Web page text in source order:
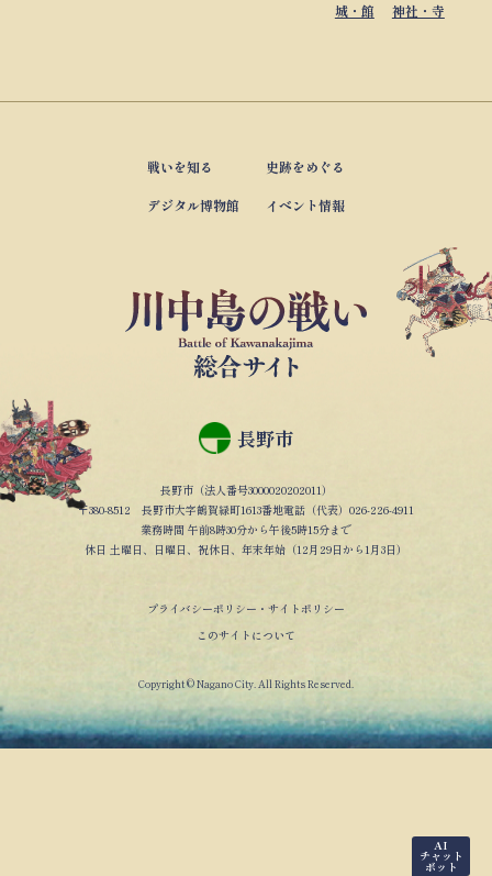
城・館 神社・寺
戦いを知る 史跡をめぐる
デジタル博物館 イベント情報
長野市
長野市（法人番号3000020202011）
〒380-8512 長野市大字鶴賀緑町1613番地電話（代表）026-226-4911
業務時間 午前8時30分から午後5時15分まで
休日 土曜日、日曜日、祝休日、年末年始（12月29日から1月3日）
プライバシーポリシー・サイトポリシー
このサイトについて
Copyright © Nagano City. All Rights Reserved.
AI
チャット
ボット